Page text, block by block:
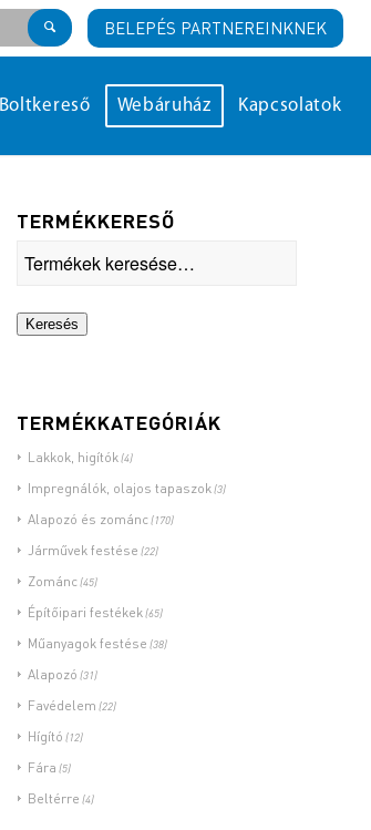
BELEPÉS PARTNEREINKNEK
Boltkereső Webáruház Kapcsolatok
TERMÉKKERESŐ
Keresés
TERMÉKKATEGÓRIÁK
Lakkok, higítók (4)
Impregnálók, olajos tapaszok (3)
Alapozó és zománc (170)
Járművek festése (22)
Zománc (45)
Építőipari festékek (65)
Műanyagok festése (38)
Alapozó (31)
Favédelem (22)
Hígító (12)
Fára (5)
Beltérre (4)